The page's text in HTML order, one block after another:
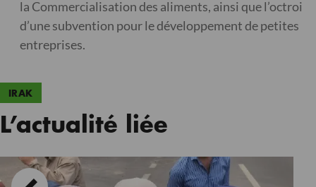
la Commercialisation des aliments, ainsi que l’octroi
d’une subvention pour le développement de petites
entreprises.
IRAK
L’actualité liée